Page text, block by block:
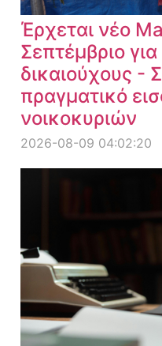
Έρχεται νέο
Σεπτέμβριο
δικαιούχους -
πραγματικό
νοικοκυριών
2026-08-09 04:02:20